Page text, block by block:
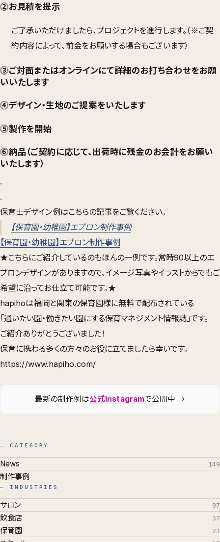
⓶お見積を提示
ご了承いただけましたら、プロジェクトを進行します。（※ご契
約内容によって、前金をお願いする場合もございます）
⓷ご対面またはオンラインにて詳細のお打ち合わせをお願
いいたします
⓸デザイン・生地のご提案をいたします
⓹製作を開始
⓺納品（ご契約に応じて、出荷時に残金のお会計をお願い
いたします）
.
.
保育士デザイン例はこちらの記事をご覧ください。
【保育園・幼稚園】エプロン制作事例
【保育園・幼稚園】エプロン制作事例
★こちらにご紹介しているのもほんの一例です。常時90以上のエ
プロンデザインがありますので、イメージ写真やイラストからでもご
希望に沿ってお仕立て可能です。★
hapihoは福岡と関東の保育園様に無料で配布されている
「通いたい園・働きたい園にする保育マネジメント情報誌」です。
ご紹介ありがとうございました！
保育に携わる多くの方々のお役に立てましたら幸いです。
https://www.hapiho.com/
最新の制作例は公式Instagramで公開中 →
— CATEGORY
News 149
制作事例
— INDUSTRIES
サロン 97
飲食店 37
保育園 23